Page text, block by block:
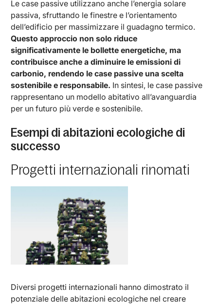
Le case passive utilizzano anche l’energia solare
passiva, sfruttando le finestre e l’orientamento
dell’edificio per massimizzare il guadagno termico.
Questo approccio non solo riduce
significativamente le bollette energetiche, ma
contribuisce anche a diminuire le emissioni di
carbonio, rendendo le case passive una scelta
sostenibile e responsabile. In sintesi, le case passive
rappresentano un modello abitativo all’avanguardia
per un futuro più verde e sostenibile.
Esempi di abitazioni ecologiche di
successo
Progetti internazionali rinomati
Diversi progetti internazionali hanno dimostrato il
potenziale delle abitazioni ecologiche nel creare